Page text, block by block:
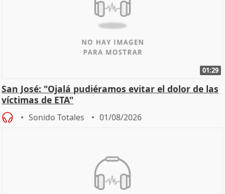
01:29
San José: "Ojalá pudiéramos evitar el dolor de las
víctimas de ETA"
Sonido Totales 01/08/2026